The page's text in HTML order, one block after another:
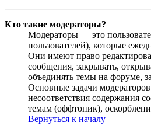
Кто такие модераторы?
Модераторы — это
пользователей), которые
Они имеют право
сообщения, закрывать,
объединять темы на форуме,
Основные задачи
несоответствия содержания
темам (оффтопик),
Вернуться к началу